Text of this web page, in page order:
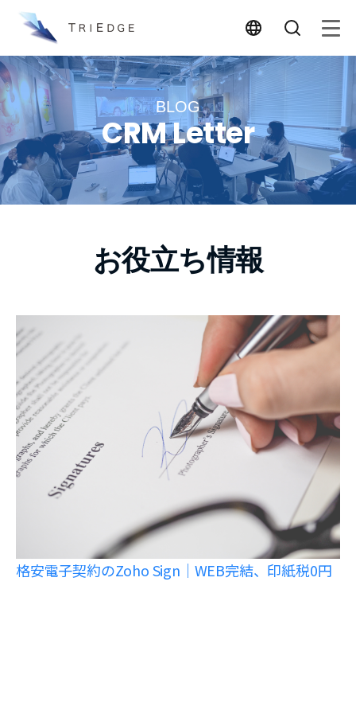
BLOG
CRM Letter
お役立ち情報
格安電子契約のZoho Sign｜WEB完結、印紙税0円